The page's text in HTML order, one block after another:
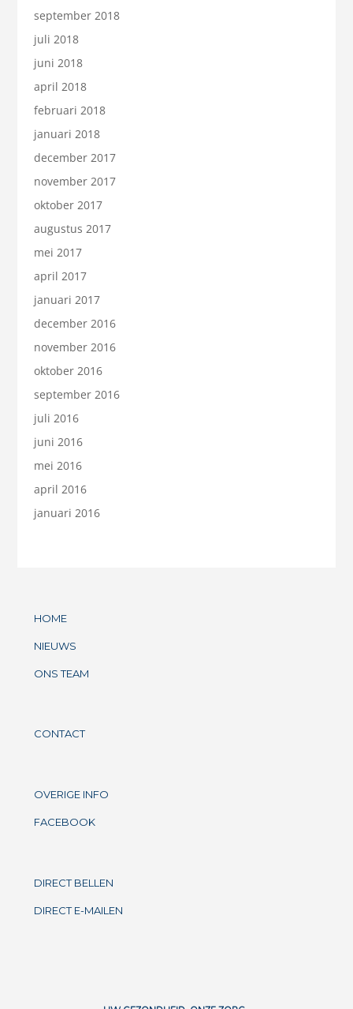
september 2018
juli 2018
juni 2018
april 2018
februari 2018
januari 2018
december 2017
november 2017
oktober 2017
augustus 2017
mei 2017
april 2017
januari 2017
december 2016
november 2016
oktober 2016
september 2016
juli 2016
juni 2016
mei 2016
april 2016
januari 2016
HOME
NIEUWS
ONS TEAM
CONTACT
OVERIGE INFO
FACEBOOK
DIRECT BELLEN
DIRECT E-MAILEN